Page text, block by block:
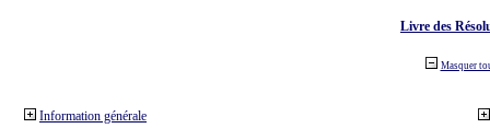
Livre des
Masquer
Information générale